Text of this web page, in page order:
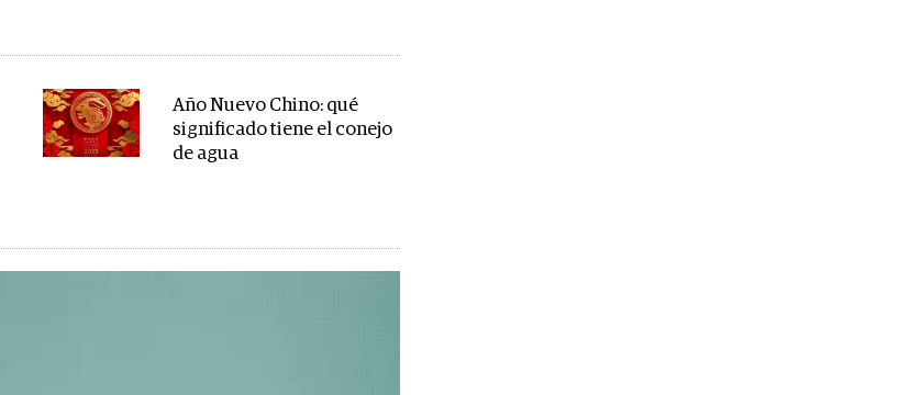
Año Nuevo Chino: qué
significado tiene el conejo
de agua